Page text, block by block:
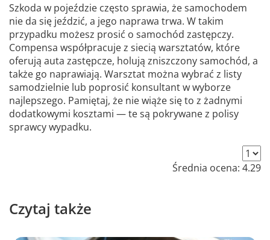
Szkoda w pojeździe często sprawia, że samochodem
nie da się jeździć, a jego naprawa trwa. W takim
przypadku możesz prosić o samochód zastępczy.
Compensa współpracuje z siecią warsztatów, które
oferują auta zastępcze, holują zniszczony samochód, a
także go naprawiają. Warsztat można wybrać z listy
samodzielnie lub poprosić konsultant w wyborze
najlepszego. Pamiętaj, że nie wiąże się to z żadnymi
dodatkowymi kosztami — te są pokrywane z polisy
sprawcy wypadku.
Średnia ocena: 4.29
Czytaj także